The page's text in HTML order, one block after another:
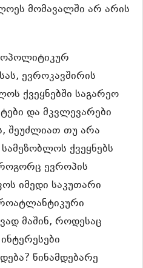
მომავალში არ არის
ევროკავშირის
ქვეყნებში საგარეო
და მკვლევარები
შეუძლიათ თუ არა
ქვეყნებს
ევროპის
იმედი საკუთარი
მაშინ, როდესაც
წინამდებარე